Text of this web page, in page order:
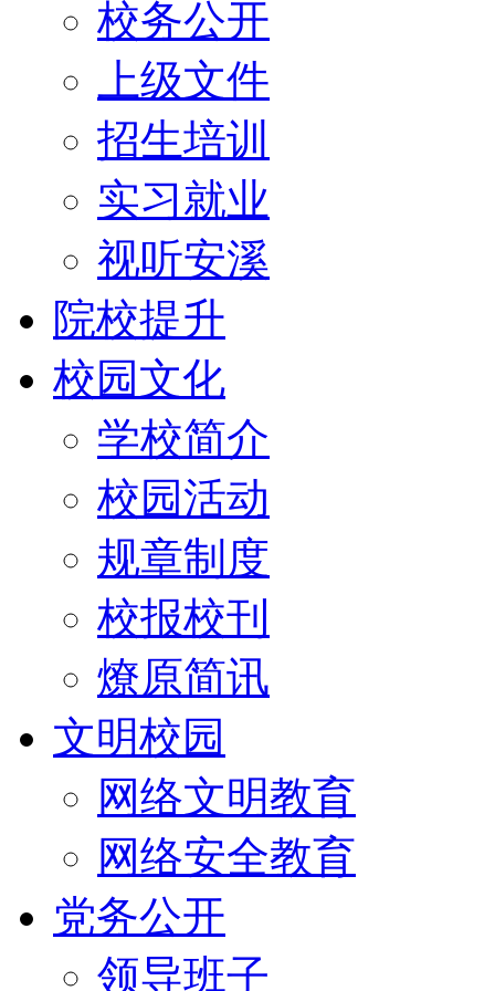
校务公开
上级文件
招生培训
实习就业
视听安溪
院校提升
校园文化
学校简介
校园活动
规章制度
校报校刊
燎原简讯
文明校园
网络文明教育
网络安全教育
党务公开
领导班子